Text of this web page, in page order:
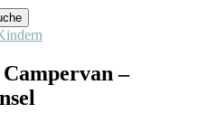
–